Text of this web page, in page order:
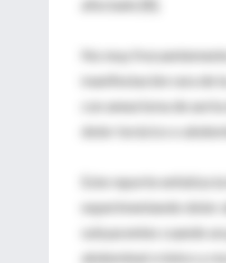
afectado [8].
No muy
manifestación rara de
con aneurisma de
dolor torácico o
Este reporte enfatiza
experimentando dolor
subyacentes cuando
abdominal crónico y